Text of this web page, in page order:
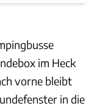
im Heck
vorne bleibt
in die